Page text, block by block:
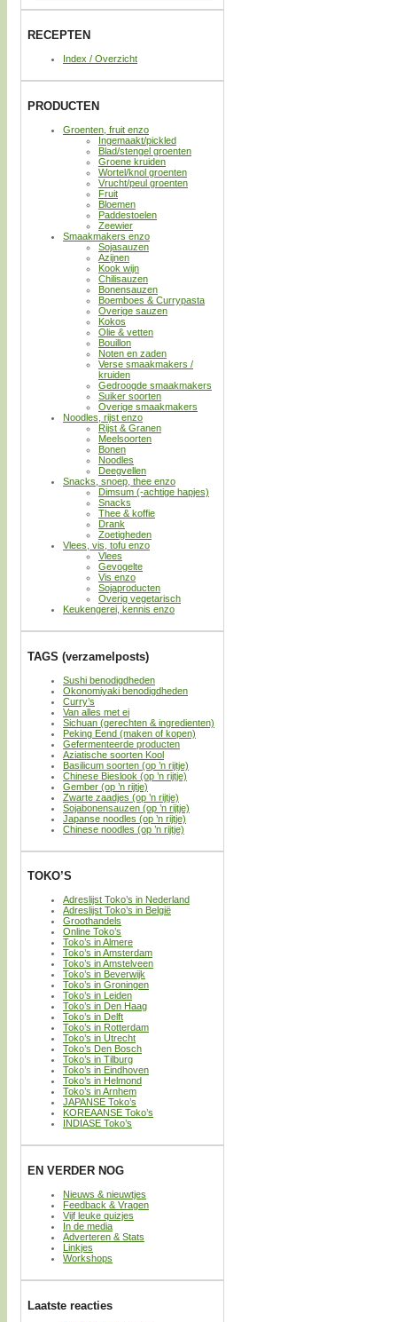
RECEPTEN
Index / Overzicht
PRODUCTEN
Groenten, fruit enzo
Ingemaakt/pickled
Blad/stengel groenten
Groene kruiden
Wortel/knol groenten
Vrucht/peul groenten
Fruit
Bloemen
Paddestoelen
Zeewier
Smaakmakers enzo
Sojasauzen
Azijnen
Kook wijn
Chilisauzen
Bonensauzen
Boemboes & Currypasta
Overige sauzen
Kokos
Olie & vetten
Bouillon
Noten en zaden
Verse smaakmakers /
kruiden
Gedroogde smaakmakers
Suiker soorten
Overige smaakmakers
Noodles, rijst enzo
Rijst & Granen
Meelsoorten
Bonen
Noodles
Deegvellen
Snacks, snoep, thee enzo
Dimsum (-achtige hapjes)
Snacks
Thee & koffie
Drank
Zoetigheden
Vlees, vis, tofu enzo
Vlees
Gevogelte
Vis enzo
Sojaproducten
Overig vegetarisch
Keukengerei, kennis enzo
TAGS (verzamelposts)
Sushi benodigdheden
Okonomiyaki benodigdheden
Curry’s
Van alles met ei
Sichuan (gerechten & ingredienten)
Peking Eend (maken of kopen)
Gefermenteerde producten
Aziatische soorten Kool
Basilicum soorten (op ’n rijtje)
Chinese Bieslook (op ’n rijtje)
Gember (op ’n rijtje)
Zwarte zaadjes (op ’n rijtje)
Sojabonensauzen (op ’n rijtje)
Japanse noodles (op ’n rijtje)
Chinese noodles (op ’n rijtje)
TOKO’S
Adreslijst Toko’s in Nederland
Adreslijst Toko’s in België
Groothandels
Online Toko’s
Toko’s in Almere
Toko’s in Amsterdam
Toko’s in Amstelveen
Toko’s in Beverwijk
Toko’s in Groningen
Toko’s in Leiden
Toko’s in Den Haag
Toko’s in Delft
Toko’s in Rotterdam
Toko’s in Utrecht
Toko’s Den Bosch
Toko’s in Tilburg
Toko’s in Eindhoven
Toko’s in Helmond
Toko’s in Arnhem
JAPANSE Toko’s
KOREAANSE Toko’s
INDIASE Toko’s
EN VERDER NOG
Nieuws & nieuwtjes
Feedback & Vragen
Vijf leuke quizjes
In de media
Adverteren & Stats
Linkjes
Workshops
Laatste reacties